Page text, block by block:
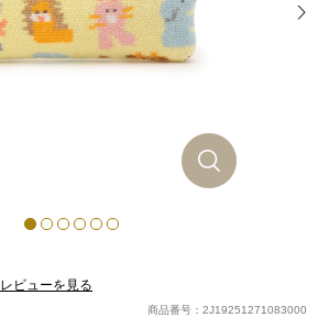
レビューを見る
商品番号：2J19251271083000